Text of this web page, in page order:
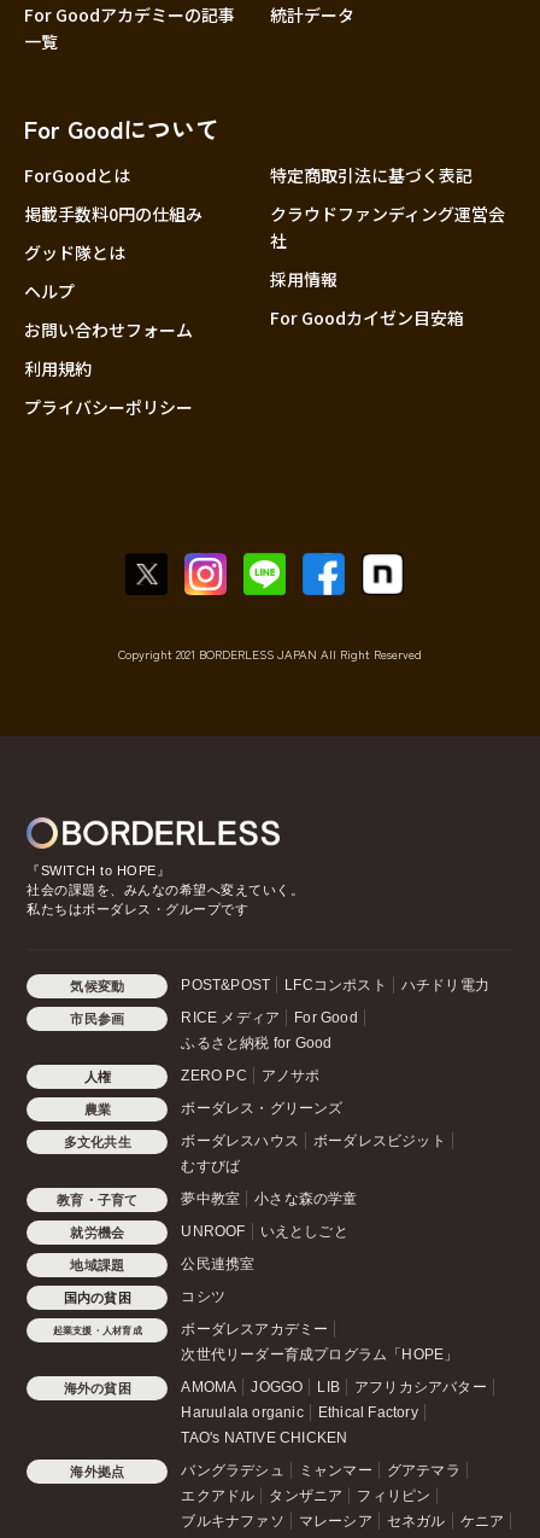
大分
For Goodアカデミーの記事
一覧
統計データ
For Goodについて
ForGoodとは
掲載手数料0円の仕組み
グッド隊とは
ヘルプ
お問い合わせフォーム
利用規約
プライバシーポリシー
特定商取引法に基づく表記
クラウドファンディング運営会
社
採用情報
For Goodカイゼン目安箱
Copyright 2021 BORDERLESS JAPAN All Right Reserved
『SWITCH to HOPE』
社会の課題を、みんなの希望へ変えていく。
私たちはボーダレス・グループです
気候変動 POST&POST LFCコンポスト ハチドリ電力
市民参画 RICE メディア
For Good
ふるさと納税 for Good
人権 ZERO PC アノサポ
農業 ボーダレス・グリーンズ
多文化共生 ボーダレスハウス
ボーダレスビジット
むすびば
教育・子育て 夢中教室 小さな森の学童
就労機会 UNROOF いえとしごと
地域課題 公民連携室
国内の貧困 コシツ
起業支援・人材育成
ボーダレスアカデミー
次世代リーダー育成プログラム「HOPE」
海外の貧困 AMOMA JOGGO LIB
アフリカシアバター
Haruulala organic
Ethical Factory
TAO's NATIVE CHICKEN
海外拠点 バングラデシュ ミャンマー
グアテマラ
エクアドル
タンザニア
フィリピン
ブルキナファソ
マレーシア セネガル ケニア